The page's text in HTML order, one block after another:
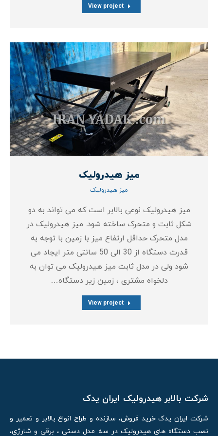
View project
میز هیدرولیک
میز هیدرولیک
میز هیدرولیک نوعی بالابر است که می تواند به دو
شکل ثابت و متحرک ساخته شود. میز هیدرولیک در
مدل متحرک حداقل ارتفاع میز با زمین با توجه به
قدرت دستگاه از 30 الی 50 سانتی متر ایجاد می
شود ولی در مدل ثابت میز هیدرولیک می توان به
دلخواه مشتری ، زمین زیر دستگاه…
View project
شرکت بالابر هیدرولیک ایران یدک
شرکت ایران یدک خرید فروش، سازنده و طراح انواع بالابر و تعمیر و
نصب دستگاه های هیدرولیک در سه مدل دستی ، برقی و شارژی،